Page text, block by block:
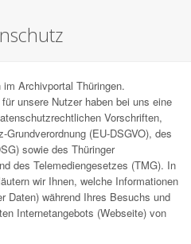
Archivportal Thüringen.
unsere Nutzer haben bei uns eine
Vorschriften,
(EU-DSGVO), des
sowie des Thüringer
des Telemediengesetzes (TMG). In
wir Ihnen, welche Informationen
Daten) während Ihres Besuchs und
Internetangebots (Webseite) von